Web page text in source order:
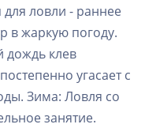
ловли - раннее
в жаркую погоду.
дождь клев
угасает с
Зима: Ловля со
занятие.